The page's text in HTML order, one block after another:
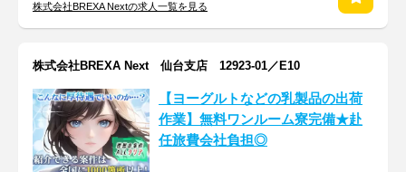
株式会社BREXA Nextの求人一覧を見る
株式会社BREXA Next 仙台支店 12923-01／E10
【ヨーグルトなどの乳製品の出荷
作業】無料ワンルーム寮完備★赴
任旅費会社負担◎